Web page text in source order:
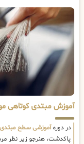
آموزش مبتدی کوتاهی
در دورهآموزشی سطح مبتدی
پاکدشت، هنرجو زیر نظر